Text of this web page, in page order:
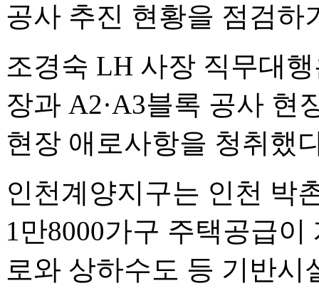
공사 추진 현황을 점검하
조경숙 LH 사장 직무대
장과 A2·A3블록 공사 현
현장 애로사항을 청취했
인천계양지구는 인천 박
1만8000가구 주택공급
로와 상하수도 등 기반시